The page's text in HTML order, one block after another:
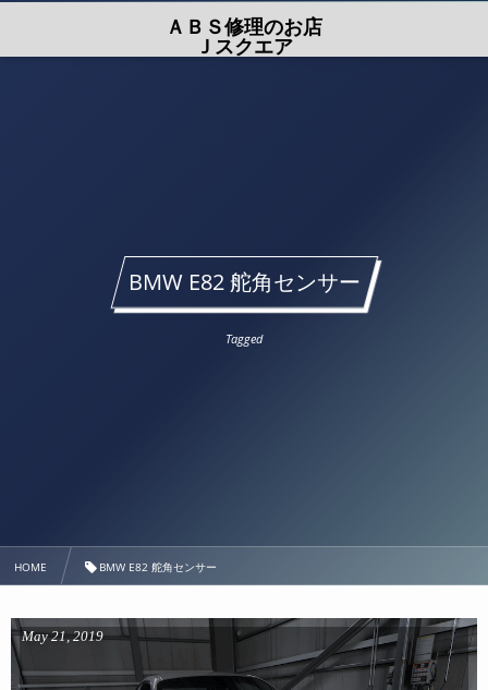
ＡＢＳ修理のお店
Ｊスクエア
BMW E82 舵角センサー
Tagged
HOME BMW E82 舵角センサー
May 21,2019